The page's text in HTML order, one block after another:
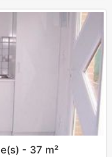
- 37 m²